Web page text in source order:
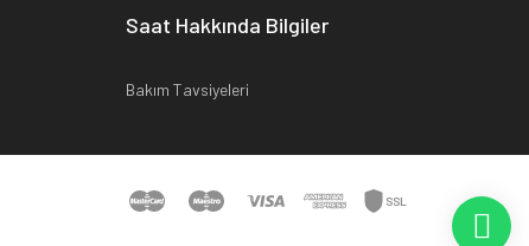
Saat Hakkında Bilgiler
Bakım Tavsiyeleri